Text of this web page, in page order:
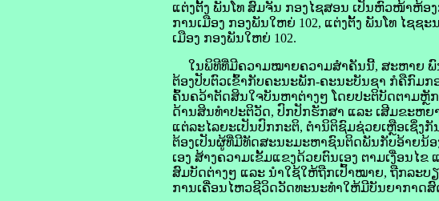
ແຕ່ງຕັ້ງ ພັນໂທ ສົມຈັນ ກອງໄຊສອນ ເປັນຫົວໜ້າຫ້ອ
ການເມືອງ ກອງພັນໃຫຍ່ 102, ແຕ່ງຕັ້ງ ພັນໂທ ໄຊ
ເມືອງ ກອງພັນໃຫຍ່ 102.
ໃນພິທີທີ່ມີຄວາມໝາຍຄວາມສຳຄັນນີ້, ສະຫາຍ ພົ
ຕ້ອງປັບຕົວເຂົ້າກັບຄະນະພັກ-ຄະນະບັນຊາ ກໍຄືກົມກ
ຄົ້ນຄວ້າຕັດສິນໃຈບັນຫາຕ່າງໆ ໂດຍປະຕິບັດຕາມຫຼັ
ດ້ານສິນທຳປະຕິວັດ, ປົກປັກຮັກສາ ແລະ ເສີມຂະຫຍ
ແຕ່ລະໄລຍະເປັນປົກກະຕິ, ຕໍານິຕິຊົມຊ່ວຍເຫຼືອເຊິ່ງ
ຕ້ອງເປັນຜູ້ທີ່ມີທັດສະນະມະຫາຊົນຕິດພັນກັບອ້າຍນ້
ເອງ ສ້າງຄວາມເຂັ້ມແຂງດ້ວຍຕົນເອງ ຕາມເງື່ອນ
ສົມບັດຕ່າງໆ ແລະ ນໍາໃຊ້ໃຫ້ຖືກເປົ້າໝາຍ, ຖືກລະ
ການເຄື່ອນໄຫວຊີວິດວັດທະນະທຳໃຫ້ມີບັນຍາກາດ